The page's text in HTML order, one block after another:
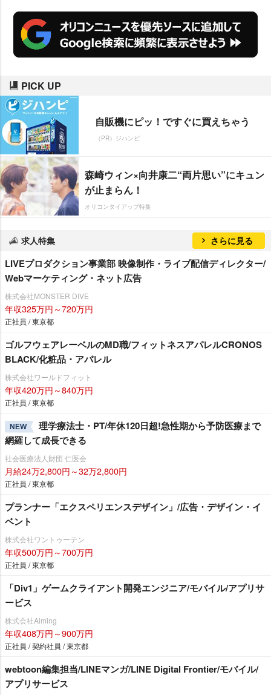
PICK UP
自販機にピッ！ですぐに買えちゃう
（PR）ジハンピ
森崎ウィン×向井康二“両片思い”にキュン
が止まらん！
オリコンタイアップ特集
求人特集 さらに見る
LIVEプロダクション事業部 映像制作・ライブ配信ディレクター/
Webマーケティング・ネット広告
株式会社MONSTER DIVE
年収325万円～720万円
正社員 / 東京都
ゴルフウェアレーベルのMD職/フィットネスアパレルCRONOS
BLACK/化粧品・アパレル
株式会社ワールドフィット
年収420万円～840万円
正社員 / 東京都
NEW
理学療法士・PT/年休120日超!急性期から予防医療まで
網羅して成長できる
社会医療法人財団 仁医会
月給24万2,800円～32万2,800円
正社員 / 東京都
プランナー「エクスペリエンスデザイン」/広告・デザイン・イ
ベント
株式会社ワントゥーテン
年収500万円～700万円
正社員 / 東京都
「Div1」ゲームクライアント開発エンジニア/モバイル/アプリサ
ービス
株式会社Aiming
年収408万円～900万円
正社員 / 契約社員 / 東京都
webtoon編集担当/LINEマンガ/LINE Digital Frontier/モバイル/
アプリサービス